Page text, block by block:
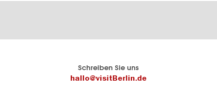
Schreiben Sie uns
hallo@visitBerlin.de